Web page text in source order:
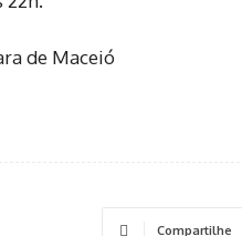
de Maceió
Compartilhe